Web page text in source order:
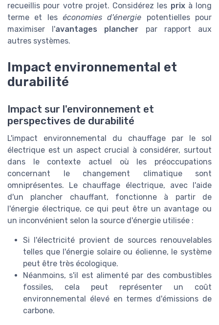
recueillis pour votre projet. Considérez les prixà long
terme et les économies d'énergie potentielles pour
maximiser l'avantages plancher par rapport aux
autres systèmes.
Impact environnemental et
durabilité
Impact sur l'environnement et
perspectives de durabilité
L'impact environnemental du chauffage par le sol
électrique est un aspect crucial à considérer, surtout
dans le contexte actuel où les préoccupations
concernant le changement climatique sont
omniprésentes. Le chauffage électrique, avec l'aide
d'un plancher chauffant, fonctionne à partir de
l'énergie électrique, ce qui peut être un avantage ou
un inconvénient selon la source d'énergie utilisée :
Si l'électricité provient de sources renouvelables
telles que l'énergie solaire ou éolienne, le système
peut être très écologique.
Néanmoins, s'il est alimenté par des combustibles
fossiles, cela peut représenter un coût
environnemental élevé en termes d'émissions de
carbone.